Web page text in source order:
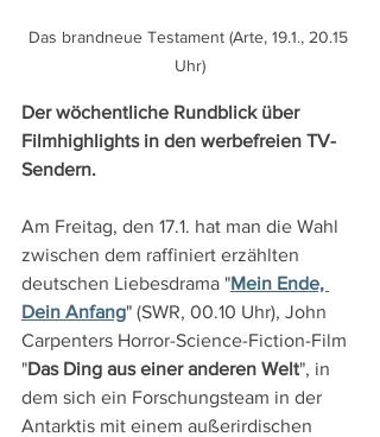
Das brandneue Testament (Arte, 19.1., 20.15
Uhr)
Der wöchentliche Rundblick über
Filmhighlights in den werbefreien TV-
Sendern.
Am Freitag, den 17.1. hat man die Wahl
zwischen dem raffiniert erzählten
deutschen Liebesdrama "Mein Ende,
Dein Anfang" (SWR, 00.10 Uhr), John
Carpenters Horror-Science-Fiction-Film
"Das Ding aus einer anderen Welt", in
dem sich ein Forschungsteam in der
Antarktis mit einem außerirdischen